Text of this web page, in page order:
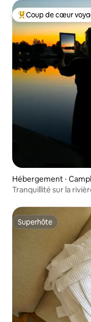
Coups de cœur
Coup de cœur
Hébergement ⋅
Tranquillité sur la
Superhôte
Superhôte